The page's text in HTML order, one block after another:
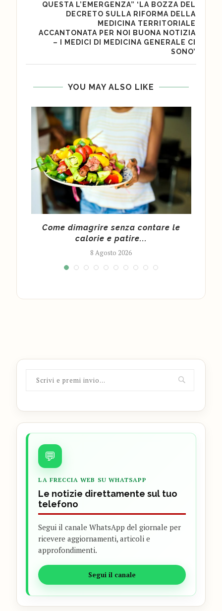
QUESTA L’EMERGENZA” ‘LA BOZZA DEL
DECRETO SULLA RIFORMA DELLA
MEDICINA TERRITORIALE
ACCANTONATA PER NOI BUONA NOTIZIA
– I MEDICI DI MEDICINA GENERALE CI
SONO’
YOU MAY ALSO LIKE
Come dimagrire senza contare le
calorie e patire...
8 Agosto 2026
💬
LA FRECCIA WEB SU WHATSAPP
Le notizie direttamente sul tuo
telefono
Segui il canale WhatsApp del giornale per
ricevere aggiornamenti, articoli e
approfondimenti.
Segui il canale